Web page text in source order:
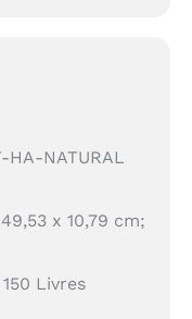
HA-NATURAL
x 10,79 cm;
Livres